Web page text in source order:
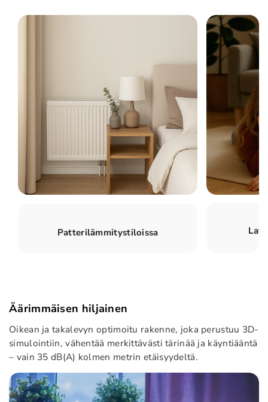
Patterilämmitystiloissa
Äärimmäisen hiljainen
Oikean ja takalevyn optimoitu rakenne, joka perustuu 3D-
simulointiin, vähentää merkittävästi tärinää ja käyntiääntä
– vain 35 dB(A) kolmen metrin etäisyydeltä.